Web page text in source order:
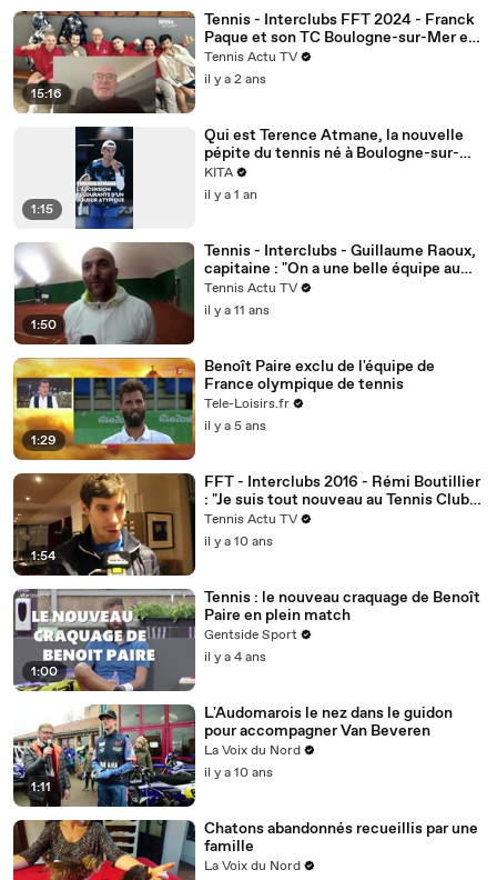
15:16
Tennis - Interclubs FFT 2024 - Franck
Paque et son TC Boulogne-sur-Mer en
Pro A : "J’ai tenu ma parole et j’ai
plongé dans l’Isère"
Tennis Actu TV
il y a 2 ans
1:15
Qui est Terence Atmane, la nouvelle
pépite du tennis né à Boulogne-sur-
Mer
KITA
il y a 1 an
1:50
Tennis - Interclubs - Guillaume Raoux,
capitaine : "On a une belle équipe au
Tennis Club Boulogne-Billancourt"
Tennis Actu TV
il y a 11 ans
1:29
Benoît Paire exclu de l'équipe de
France olympique de tennis
Tele-Loisirs.fr
il y a 5 ans
1:54
FFT - Interclubs 2016 - Rémi Boutillier
: "Je suis tout nouveau au Tennis Club
de Paris après 10 ans au TC Grenoble"
Tennis Actu TV
il y a 10 ans
1:00
Tennis : le nouveau craquage de Benoît
Paire en plein match
Gentside Sport
il y a 4 ans
1:11
L'Audomarois le nez dans le guidon
pour accompagner Van Beveren
La Voix du Nord
il y a 10 ans
Chatons abandonnés recueillis par une
famille
La Voix du Nord